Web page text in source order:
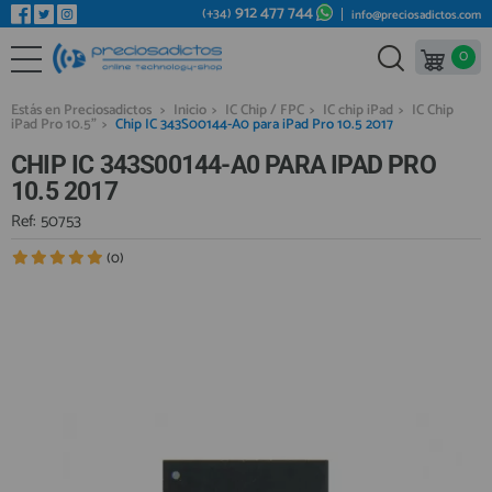
REPUESTOS MÓVILES
REPUESTOS TABLET
REPUESTOS RELOJES INTELIGENTES
REPUESTOS VIDEOCONSOLAS
REPUESTOS MACBOOK
REPUESTOS OTROS DISPOSITIVOS
MÓVILES REACONDICIONADOS
Bienvenid@ otra vez
YA SOY CLIENTE
Recordarme
¿ERES NUEVO?
(+34) 912 477 744 info@preciosadictos.com
0
Estás en Preciosadictos > Inicio > IC Chip / FPC > IC chip iPad > IC Chip
iPad Pro 10.5" > Chip IC 343S00144-A0 para iPad Pro 10.5 2017
CHIP IC 343S00144-A0 PARA IPAD PRO
10.5 2017
Ref: 50753
(0)